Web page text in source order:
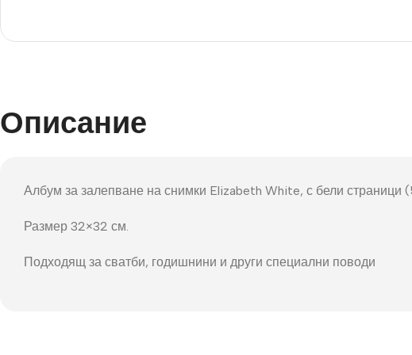
Акрилик
Описание
Албум за залепване на снимки Elizabeth White, с бели страници
Размер 32×32 см.
Подходящ за сватби, годишнини и други специални поводи